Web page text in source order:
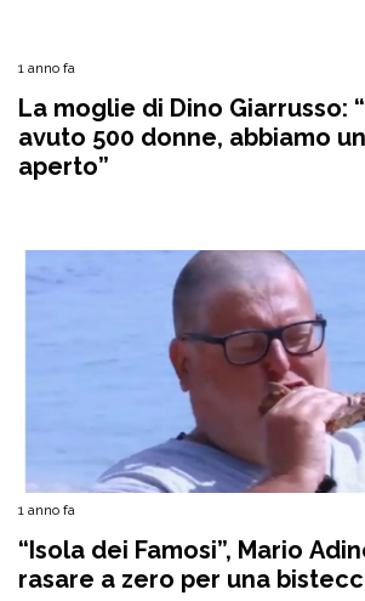
1 anno fa
La moglie di Dino Giarrusso:
avuto 500 donne, abbiamo
aperto”
1 anno fa
“Isola dei Famosi”, Mario
rasare a zero per una